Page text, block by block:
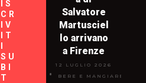
IS
CR
IV
IT
SU
BI
T
Salvatore
Martusciel
lo arrivano
a Firenze
12 LUGLIO 2026
BERE E MANGIARE